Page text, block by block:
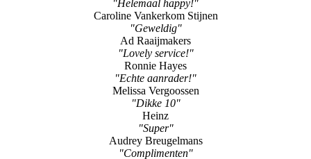
"Helemaal happy!"
Caroline Vankerkom Stijnen
"Geweldig"
Ad Raaijmakers
"Lovely service!"
Ronnie Hayes
"Echte aanrader!"
Melissa Vergoossen
"Dikke 10"
Heinz
"Super"
Audrey Breugelmans
"Complimenten"